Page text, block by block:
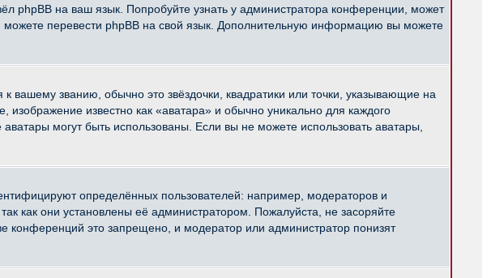
phpBB на ваш язык. Попробуйте узнать у администратора конференции, может
можете перевести phpBB на свой язык. Дополнительную информацию вы можете
вашему званию, обычно это звёздочки, квадратики или точки, указывающие на
известно как «аватара» и обычно уникально для каждого
могут быть использованы. Если вы не можете использовать аватары,
определённых пользователей: например, модераторов и
как они установлены её администратором. Пожалуйста, не засоряйте
это запрещено, и модератор или администратор понизят